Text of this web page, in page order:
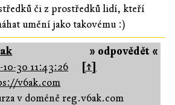
či z prostředků lidí, kteří
umění jako takovému :)
» odpovědět «
10-30 11:43:26
[↑]
v6ak.com
v doméně reg.v6ak.com